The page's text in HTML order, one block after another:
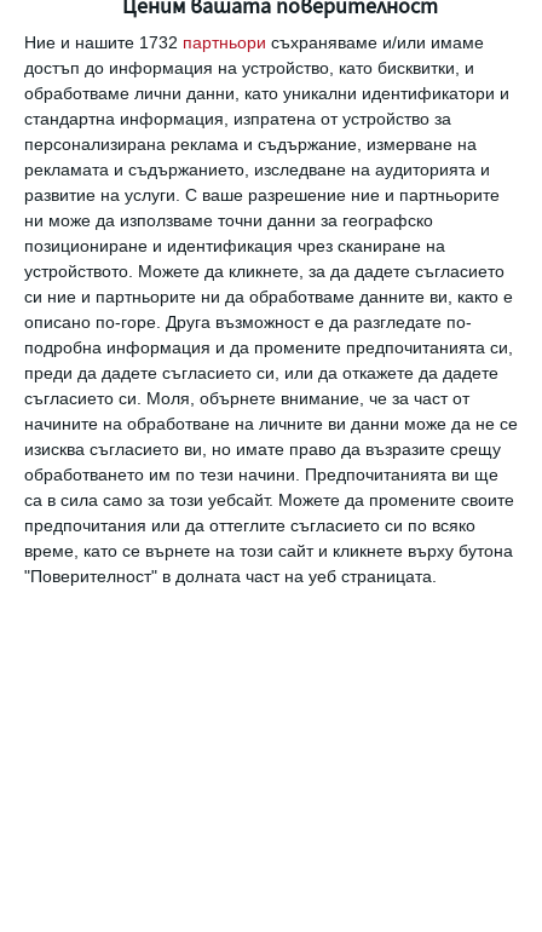
Ценим вашата поверителност
Ние и нашите 1732 партньори съхраняваме и/или имаме
достъп до информация на устройство, като бисквитки, и
обработваме лични данни, като уникални идентификатори и
стандартна информация, изпратена от устройство за
персонализирана реклама и съдържание, измерване на
рекламата и съдържанието, изследване на аудиторията и
развитие на услуги. С ваше разрешение ние и партньорите
ни може да използваме точни данни за географско
позициониране и идентификация чрез сканиране на
устройството. Можете да кликнете, за да дадете съгласието
си ние и партньорите ни да обработваме данните ви, както е
описано по-горе. Друга възможност е да разгледате по-
подробна информация и да промените предпочитанията си,
преди да дадете съгласието си, или да откажете да дадете
съгласието си. Моля, обърнете внимание, че за част от
начините на обработване на личните ви данни може да не се
изисква съгласието ви, но имате право да възразите срещу
обработването им по тези начини. Предпочитанията ви ще
са в сила само за този уебсайт. Можете да промените своите
предпочитания или да оттеглите съгласието си по всяко
време, като се върнете на този сайт и кликнете върху бутона
"Поверителност" в долната част на уеб страницата.
Снимка:Shutterstock
Пластмаса в чинията: риск за
здравето!
Учени и лекари алармират тревожно:
микропластмаса е открита в белите
дробове, в тъканите на майката и плода, в
майчиното мляко и в кръвта. Звучи
наистина плашещо, но какво се прави по
този въпрос, за да бъде този ефект
максимално популяризиран и хората
предупредени? Доскоро много малко
изследвания проучваха как тези полимери
могат да повлияят на органите и